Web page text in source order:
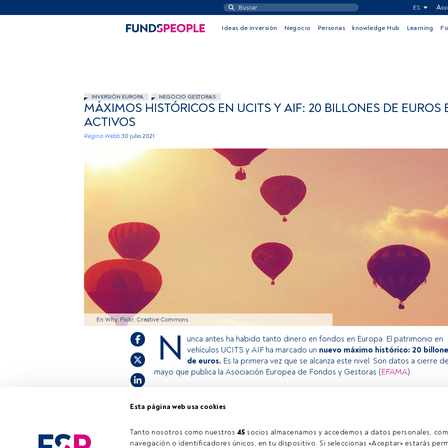
Esta página web usa cookies
Tanto nosotros como nuestros 45 socios almacenamos y accedemos a datos personales,
navegación o identificadores únicos, en tu dispositivo. Si seleccionas «Aceptar» estarás
ES
Ideas de inversión Negocio Personas knowledge Hub Learning
INVERSIÓN EUROPA NEGOCIO GESTORAS
MÁXIMOS HISTÓRICOS EN UCITS Y AIF: 20 BILLONES DE EUROS
ACTIVOS
Regina Webb 30 julio 2021
En Why, Flickr, Creative Commons
N
unca antes ha habido tanto dinero en fondos en Europa. El patrimonio en
vehículos UCITS y AIF ha marcado un nuevo máximo histórico: 20
de euros. Es la primera vez que se alcanza este nivel. Son datos a cierre de
mayo que publica la Asociación Europea de Fondos y Gestoras (EFAMA).
Este es un artículo exclusivo para los usuarios registrados de FundsPeople. Si ya
invitamos a registrarte y disfrutar de todo el universo que ofrece FundsPeople.
Accede a FundsPeople